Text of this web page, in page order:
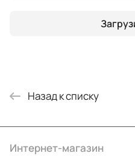
Назад к списку
Интернет-магазин